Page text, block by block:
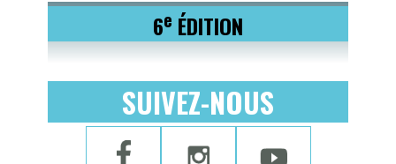
6e ÉDITION
SUIVEZ-NOUS